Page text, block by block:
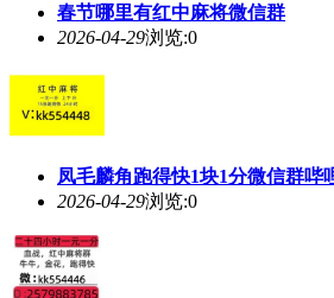
春节哪里有红中麻将微信群
2026-04-29浏览:0
凤毛麟角跑得快1块1分微信群哔
2026-04-29浏览:0